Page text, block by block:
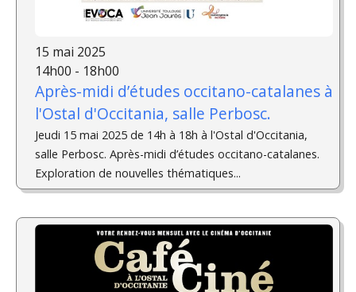
15 mai 2025
14h00 - 18h00
Après-midi d’études occitano-catalanes à
l'Ostal d'Occitania, salle Perbosc.
Jeudi 15 mai 2025 de 14h à 18h à l'Ostal d'Occitania,
salle Perbosc. Après-midi d’études occitano-catalanes.
Exploration de nouvelles thématiques...